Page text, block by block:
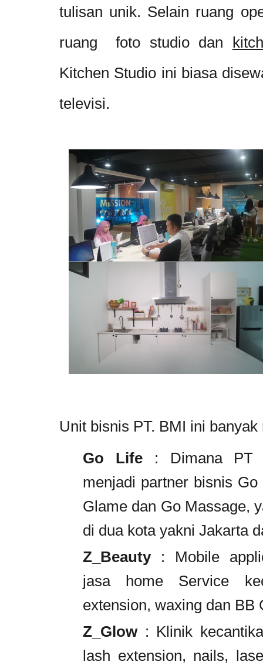
tulisan unik. Selain ruang
ruang foto studio dan
Kitchen Studio ini biasa
televisi.
Unit bisnis PT. BMI ini
Go Life: Dimana PT
menjadi partner bisnis
Glame dan Go Massage,
di dua kota yakni Jakarta
Z_Beauty: Mobile
jasa home Service
extension, waxing dan BB
Z_Glow: Klinik
lash extension, nails,